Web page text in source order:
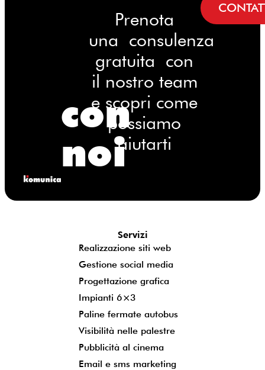
con
noi
Prenota
una consulenza
gratuita con
il nostro team
e scopri come
possiamo
aiutarti
Servizi
Realizzazione siti web
Gestione social media
Progettazione grafica
Impianti 6×3
Paline fermate autobus
Visibilità nelle palestre
Pubblicità al cinema
Email e sms marketing